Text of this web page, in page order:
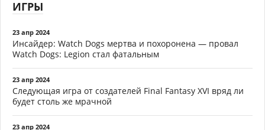
ИГРЫ
23 апр 2024
Инсайдер: Watch Dogs мертва и похоронена — провал
Watch Dogs: Legion стал фатальным
23 апр 2024
Следующая игра от создателей Final Fantasy XVI вряд ли
будет столь же мрачной
23 апр 2024